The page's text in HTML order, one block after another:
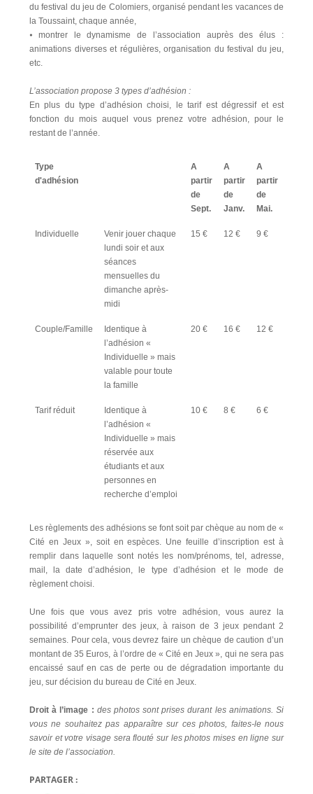
du festival du jeu de Colomiers, organisé pendant les vacances de
la Toussaint, chaque année,
⦁ montrer le dynamisme de l’association auprès des élus :
animations diverses et régulières, organisation du festival du jeu,
etc.
L’association propose 3 types d’adhésion :
En plus du type d’adhésion choisi, le tarif est dégressif et est
fonction du mois auquel vous prenez votre adhésion, pour le
restant de l’année.
Type
d'adhésion
A
partir
de
Sept.
A
partir
de
Janv.
A
partir
de
Mai.
Individuelle
Venir jouer chaque
lundi soir et aux
séances
mensuelles du
dimanche après-
midi
15 € 12 € 9 €
Couple/Famille
Identique à
l’adhésion «
Individuelle » mais
valable pour toute
la famille
20 € 16 € 12 €
Tarif réduit
Identique à
l’adhésion «
Individuelle » mais
réservée aux
étudiants et aux
personnes en
recherche d’emploi
10 € 8 € 6 €
Les règlements des adhésions se font soit par chèque au nom de «
Cité en Jeux », soit en espèces. Une feuille d’inscription est à
remplir dans laquelle sont notés les nom/prénoms, tel, adresse,
mail, la date d’adhésion, le type d’adhésion et le mode de
règlement choisi.
Une fois que vous avez pris votre adhésion, vous aurez la
possibilité d’emprunter des jeux, à raison de 3 jeux pendant 2
semaines. Pour cela, vous devrez faire un chèque de caution d’un
montant de 35 Euros, à l’ordre de « Cité en Jeux », qui ne sera pas
encaissé sauf en cas de perte ou de dégradation importante du
jeu, sur décision du bureau de Cité en Jeux.
Droit à l’image : des photos sont prises durant les animations. Si
vous ne souhaitez pas apparaître sur ces photos, faites-le nous
savoir et votre visage sera flouté sur les photos mises en ligne sur
le site de l’association.
PARTAGER :